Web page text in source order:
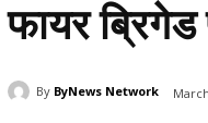
फायर
By ByNews Network